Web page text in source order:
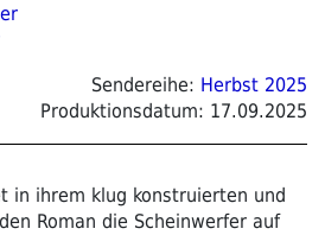
Sendereihe: Herbst 2025
Produktionsdatum: 17.09.2025
in ihrem klug konstruierten und
Roman die Scheinwerfer auf